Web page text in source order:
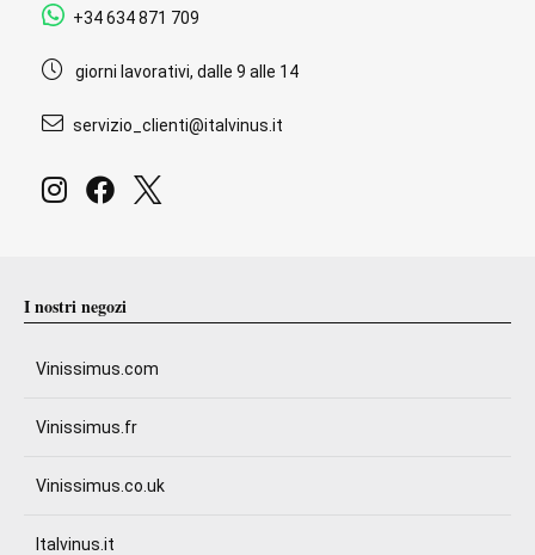
+34 634 871 709
giorni lavorativi, dalle 9 alle 14
servizio_clienti@italvinus.it
I nostri negozi
Vinissimus.com
Vinissimus.fr
Vinissimus.co.uk
Italvinus.it